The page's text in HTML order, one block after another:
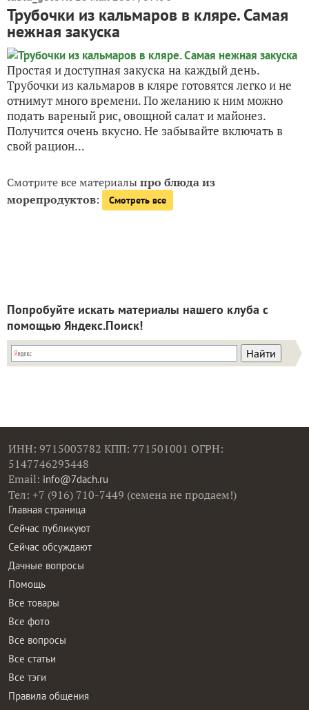
Трубочки из кальмаров в кляре. Самая
нежная закуска
Простая и доступная закуска на каждый день.
Трубочки из кальмаров в кляре готовятся легко и не
отнимут много времени. По желанию к ним можно
подать вареный рис, овощной салат и майонез.
Получится очень вкусно. Не забывайте включать в
свой рацион...
Смотрите все материалыпро блюда из
морепродуктов: Смотреть все
Попробуйте искать материалы нашего клуба с
помощью Яндекс.Поиск!
ИНН: 9715003782 КПП: 771501001 ОГРН:
5147746293448
Email: info@7dach.ru
Тел: +7 (916) 710-7449 (семена не продаем!)
Главная страница
Сейчас публикуют
Сейчас обсуждают
Дачные вопросы
Помощь
Все товары
Все фото
Все вопросы
Все статьи
Все тэги
Правила общения